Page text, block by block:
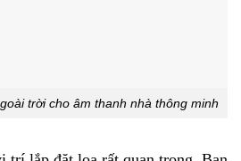
trời cho âm thanh nhà thông minh